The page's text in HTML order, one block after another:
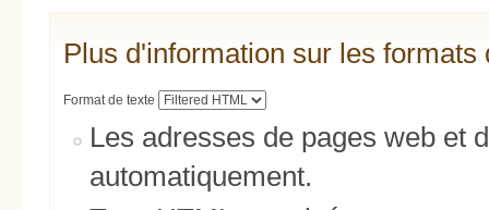
Plus d'information sur les formats
Format de texte
Les adresses de pages web et
automatiquement.